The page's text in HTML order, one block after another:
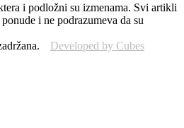
i podložni su izmenama. Svi artikli
i ne podrazumeva da su
Developed by Cubes